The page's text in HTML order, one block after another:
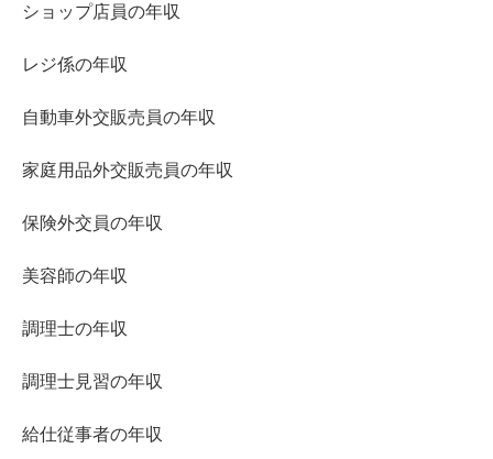
ショップ店員の年収
レジ係の年収
自動車外交販売員の年収
家庭用品外交販売員の年収
保険外交員の年収
美容師の年収
調理士の年収
調理士見習の年収
給仕従事者の年収